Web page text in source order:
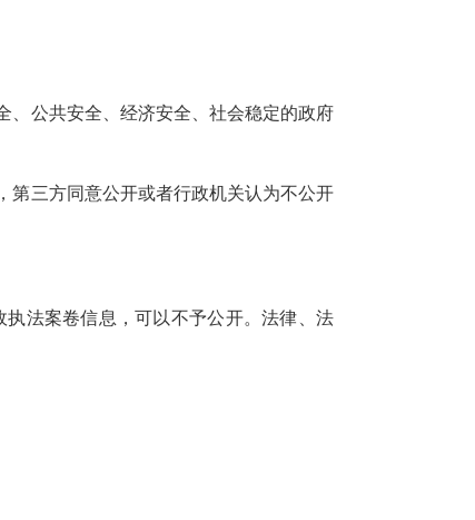
、公共安全、经济安全、社会稳定的政府
第三方同意公开或者行政机关认为不公开
法案卷信息，可以不予公开。法律、法